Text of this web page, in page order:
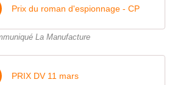
Prix du roman d'espionnage - CP
La Manufacture
PRIX DV 11 mars